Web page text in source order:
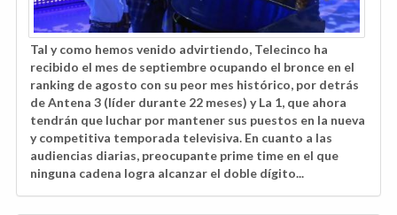
Tal y como hemos venido advirtiendo, Telecinco ha
recibido el mes de septiembre ocupando el bronce en el
ranking de agosto con su peor mes histórico, por detrás
de Antena 3 (líder durante 22 meses) y La 1, que ahora
tendrán que luchar por mantener sus puestos en la nueva
y competitiva temporada televisiva. En cuanto a las
audiencias diarias, preocupante prime time en el que
ninguna cadena logra alcanzar el doble dígito...